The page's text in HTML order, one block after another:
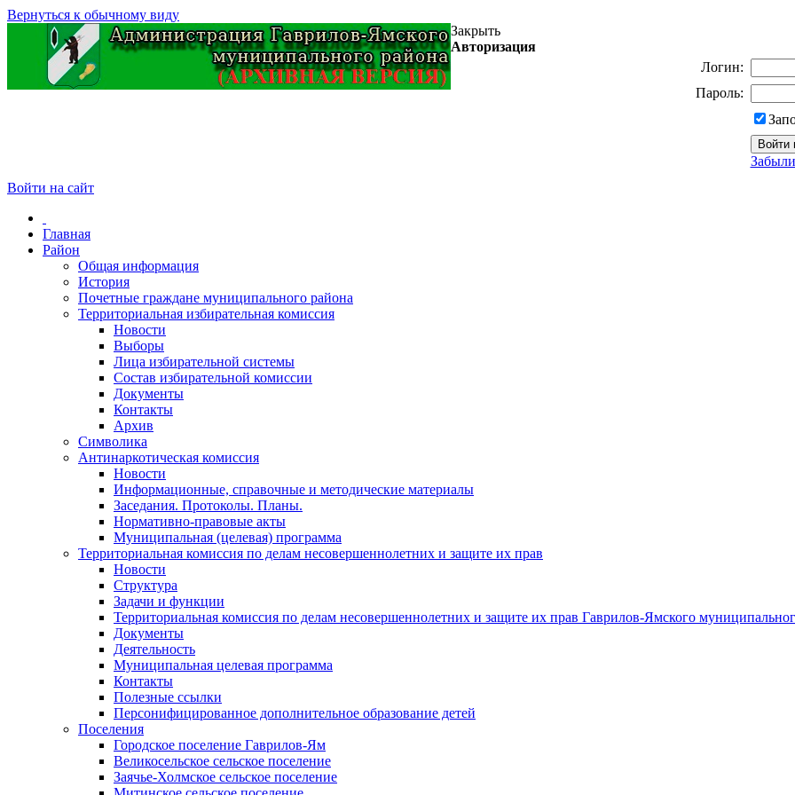
Вернуться к обычному виду
Закрыть
Авторизация
Логин:
Пароль:
Войти на сайт
Главная
Район
Общая информация
История
Почетные граждане муниципального района
Территориальная избирательная комиссия
Новости
Выборы
Лица избирательной системы
Состав избирательной комиссии
Документы
Контакты
Архив
Символика
Антинаркотическая комиссия
Новости
Информационные, справочные и методические материалы
Заседания. Протоколы. Планы.
Нормативно-правовые акты
Муниципальная (целевая) программа
Территориальная комиссия по делам несовершеннолетних и защите их прав
Новости
Структура
Задачи и функции
Территориальная комиссия по делам несовершеннолетних и защите их прав Гаврилов-Ямского
Документы
Деятельность
Муниципальная целевая программа
Контакты
Полезные ссылки
Персонифицированное дополнительное образование детей
Поселения
Городское поселение Гаврилов-Ям
Великосельское сельское поселение
Заячье-Холмское сельское поселение